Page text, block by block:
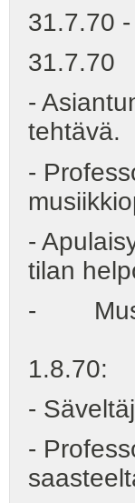
31.7.70
31.7.70
-
tehtävä.
-
-
tilan
-
-
-